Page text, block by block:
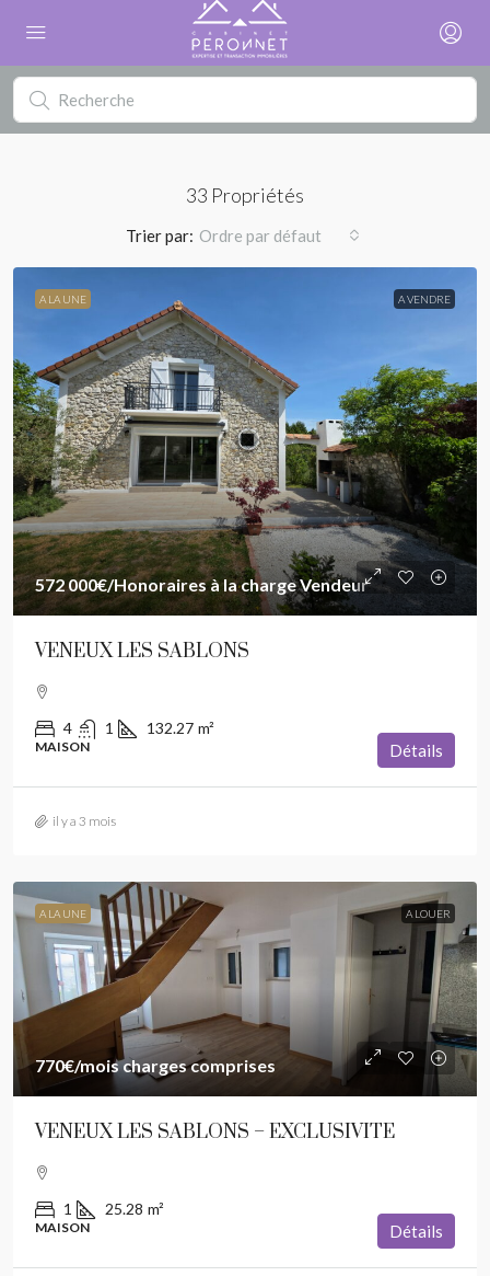
33 Propriétés
Trier par: Ordre par défaut
A LA UNE A VENDRE
572 000€/Honoraires à la charge Vendeur
VENEUX LES SABLONS
4 1 132.27 m²
MAISON Détails
il y a 3 mois
A LA UNE A LOUER
770€/mois charges comprises
VENEUX LES SABLONS – EXCLUSIVITE
1 25.28 m²
MAISON Détails